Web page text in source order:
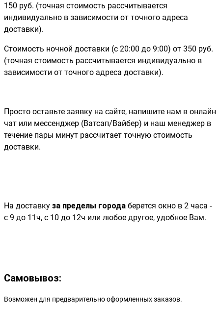
150 руб. (точная стоимость рассчитывается
индивидуально в зависимости от точного адреса
доставки).
Стоимость ночной доставки (с 20:00 до 9:00) от 350 руб.
(точная стоимость рассчитывается индивидуально в
зависимости от точного адреса доставки).
Просто оставьте заявку на сайте, напишите нам в онлайн
чат или мессенджер (Ватсап/Вайбер) и наш менеджер в
течение пары минут рассчитает точную стоимость
доставки.
На доставку за пределы города берется окно в 2 часа -
с 9 до 11ч, с 10 до 12ч или любое другое, удобное Вам.
Самовывоз:
Возможен для предварительно оформленных заказов.